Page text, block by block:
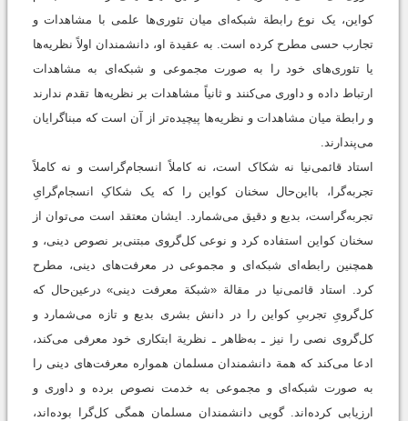
کواین، یک نوع رابطة شبکه‌ای میان تئوری‌ها علمی با مشاهدات و
تجارب حسی مطرح کرده است. به عقیدة او، دانشمندان اولاً نظریه‌ها
یا تئوری‌های خود را به صورت مجموعی و شبکه‌ای به مشاهدات
ارتباط داده و داوری می‌کنند و ثانیاً مشاهدات بر نظریه‌‌ها تقدم ندارند
و رابطة میان مشاهدات و نظریه‌ها پیچیده‌تر از آن است که مبناگرایان
می‌پندارند.
استاد قائمی‌نیا نه شکاک است، نه کاملاً انسجام‌گراست و نه کاملاً
تجربه‌گرا، بااین‌حال سخنان کواین را که یک شکاکِ انسجام‌گرایِ
تجربه‌گراست، بدیع و دقیق می‌شمارد. ایشان معتقد است می‌توان از
سخنان کواین استفاده کرد و نوعی کل‌گروی مبتنی‌بر نصوص دینی، و
همچنین رابطه‌ای شبکه‌ای و مجموعی در معرفت‌های دینی، مطرح
کرد. استاد قائمی‌نیا در مقالة‌ «شبکة معرفت دینی» درعین‌حال ‌که
کل‌گرویِ تجربیِ کواین را در دانش بشری بدیع و تازه می‌شمارد و
کل‌گروی نصی را نیز ـ به‌ظاهر ـ نظریة ابتکاری خود معرفی می‌کند،
ادعا می‌کند که همة دانشمندان مسلمان همواره معرفت‌های دینی را
به صورت شبکه‌ای و مجموعی به خدمت نصوص برده و داوری و
ارزیابی کرده‌اند. گویی دانشمندان مسلمان همگی کل‌گرا بوده‌اند،